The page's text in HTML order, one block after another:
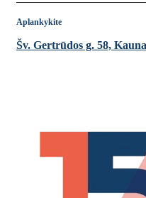
Aplankykite
Šv. Gertrūdos g. 58,